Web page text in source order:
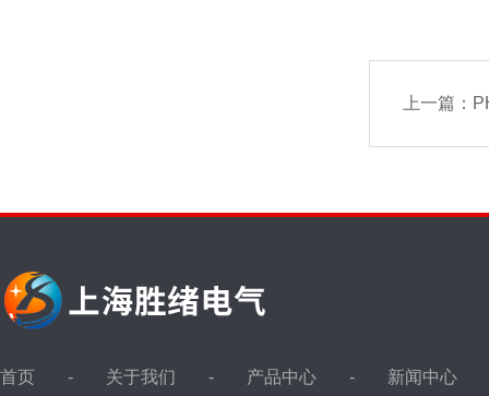
上一篇：
首页 关于我们 产品中心 新闻中心